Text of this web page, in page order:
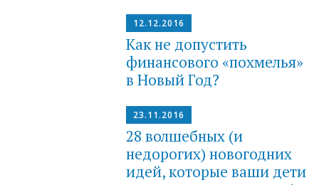
12.12.2016
Как не допустить
финансового «похмелья»
в Новый Год?
23.11.2016
28 волшебных (и
недорогих) новогодних
идей, которые ваши дети